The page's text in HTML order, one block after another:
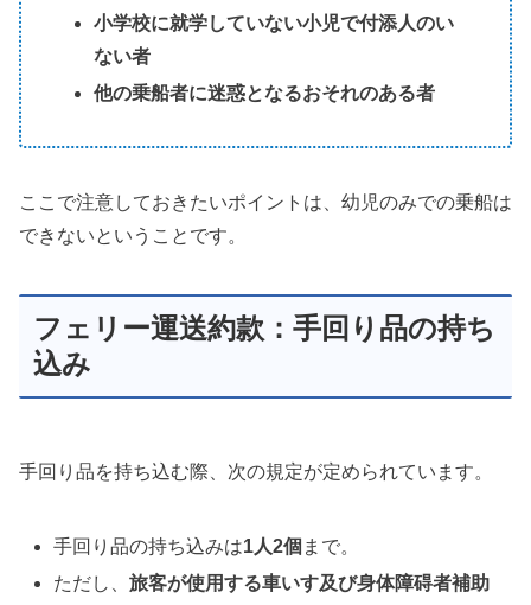
小学校に就学していない小児で付添人のい
ない者
他の乗船者に迷惑となるおそれのある者
ここで注意しておきたいポイントは、幼児のみでの乗船は
できないということです。
フェリー運送約款：手回り品の持ち
込み
手回り品を持ち込む際、次の規定が定められています。
手回り品の持ち込みは1人2個 まで。
ただし、旅客が使用する車いす及び身体障碍者補助